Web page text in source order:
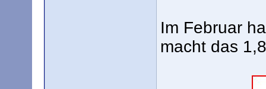
Im Februar
macht das